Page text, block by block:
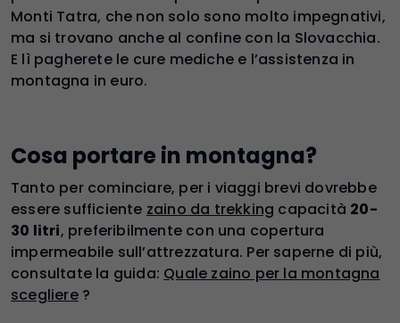
Monti Tatra, che non solo sono molto impegnativi,
ma si trovano anche al confine con la Slovacchia.
E lì pagherete le cure mediche e l’assistenza in
montagna in euro.
Cosa portare in montagna?
Tanto per cominciare, per i viaggi brevi dovrebbe
essere sufficiente zaino da trekking capacità 20-
30 litri, preferibilmente con una copertura
impermeabile sull’attrezzatura. Per saperne di più,
consultate la guida: Quale zaino per la montagna
scegliere?